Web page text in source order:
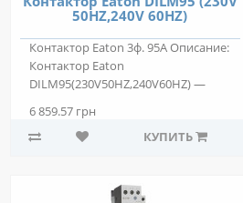
50HZ,240V 60HZ)
Контактор Eaton 3ф. 95А Описание:
Контактор Eaton
DILM95(230V50HZ,240V60HZ) —
6 859.57 грн
КУПИТЬ